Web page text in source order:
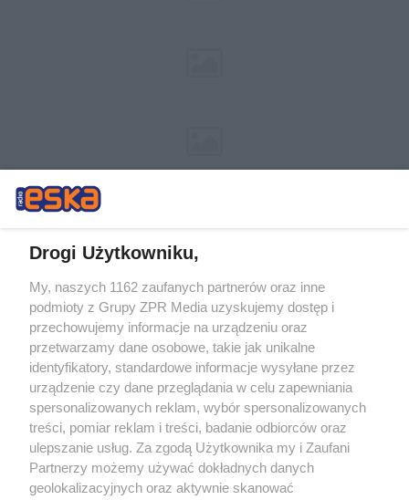
Żaden utwór zamieszczony w serwisie nie może być powielany i
rozpowszechniany lub dalej rozpowszechniany w jakikolwiek sposób (w
tym także elektroniczny lub mechaniczny) na jakimkolwiek polu
eksploatacji w jakiejkolwiek formie, włącznie z umieszczaniem w
Internecie bez pisemnej zgody właściciela praw. Jakiekolwiek użycie lub
wykorzystanie utworów w całości lub w części z naruszeniem prawa,
tzn. bez właściwej zgody, jest zabronione pod groźbą kary i może być
ścigane prawnie.
Drogi Użytkowniku,
My, naszych 1162 zaufanych partnerów oraz inne
podmioty z Grupy ZPR Media uzyskujemy dostęp i
przechowujemy informacje na urządzeniu oraz
przetwarzamy dane osobowe, takie jak unikalne
identyfikatory, standardowe informacje wysyłane przez
urządzenie czy dane przeglądania w celu zapewniania
spersonalizowanych reklam, wybór spersonalizowanych
treści, pomiar reklam i treści, badanie odbiorców oraz
ulepszanie usług. Za zgodą Użytkownika my i Zaufani
Partnerzy możemy używać dokładnych danych
geolokalizacyjnych oraz aktywnie skanować